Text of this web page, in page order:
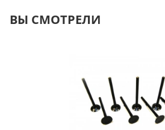
ВЫ СМОТРЕЛИ